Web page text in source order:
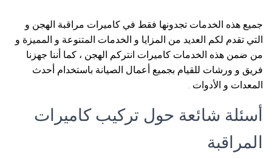
جميع هذه الخدمات تجدونها فقط في كاميرات مراقبة الهجن و
التي تقدم لكم العديد من المزايا و الخدمات المتنوعة و المميزة و
من ضمن هذه الخدمات كاميرات انتركم الهجن ، كما أننا جهزنا
فريق و ورشات للقيام بجميع أعمال الصيانة باستخدام أحدث
المعدات و الأدوات .
أسئلة شائعة حول تركيب كاميرات
المراقبة